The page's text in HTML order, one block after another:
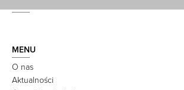
MENU
O nas
Aktualności